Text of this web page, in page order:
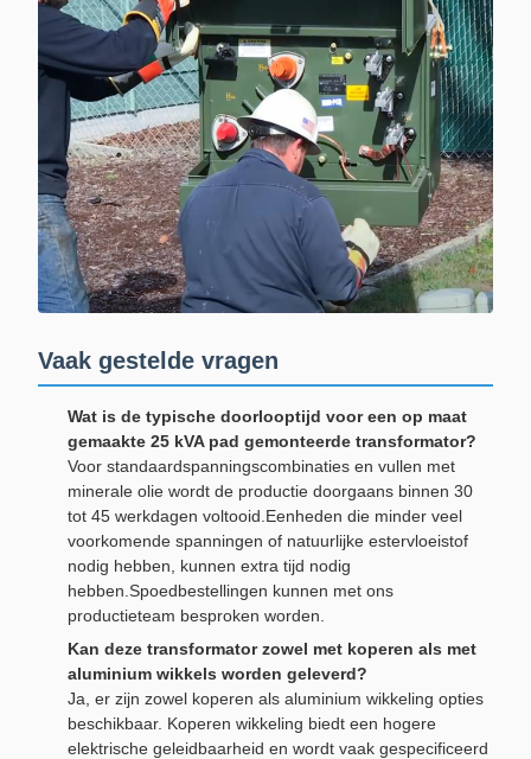
Vaak gestelde vragen
Wat is de typische doorlooptijd voor een op maat
gemaakte 25 kVA pad gemonteerde transformator?
Voor standaardspanningscombinaties en vullen met
minerale olie wordt de productie doorgaans binnen 30
tot 45 werkdagen voltooid.Eenheden die minder veel
voorkomende spanningen of natuurlijke estervloeistof
nodig hebben, kunnen extra tijd nodig
hebben.Spoedbestellingen kunnen met ons
productieteam besproken worden.
Kan deze transformator zowel met koperen als met
aluminium wikkels worden geleverd?
Ja, er zijn zowel koperen als aluminium wikkeling opties
beschikbaar. Koperen wikkeling biedt een hogere
elektrische geleidbaarheid en wordt vaak gespecificeerd